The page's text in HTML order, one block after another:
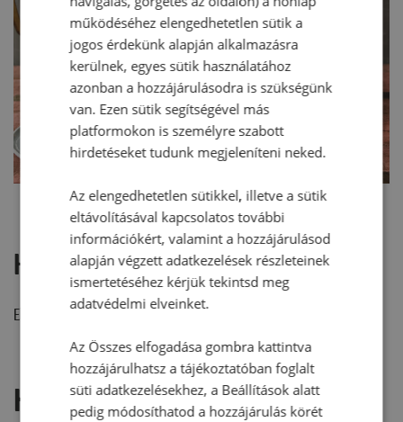
Hozzászólások
Ehhez a recepthez még nem érkezett hozzászólás.
Hozzászólás írása
működéséhez elengedhetetlen sütik a
jogos érdekünk alapján alkalmazásra
kerülnek, egyes sütik használatához
azonban a hozzájárulásodra is szükségünk
van. Ezen sütik segítségével más
platformokon is személyre szabott
hirdetéseket tudunk megjeleníteni neked.
Az elengedhetetlen sütikkel, illetve a sütik
eltávolításával kapcsolatos további
információkért, valamint a hozzájárulásod
alapján végzett adatkezelések részleteinek
ismertetéséhez kérjük tekintsd meg
adatvédelmi elveinket.
Az Összes elfogadása gombra kattintva
hozzájárulhatsz a tájékoztatóban foglalt
süti adatkezelésekhez, a Beállítások alatt
pedig módosíthatod a hozzájárulás körét